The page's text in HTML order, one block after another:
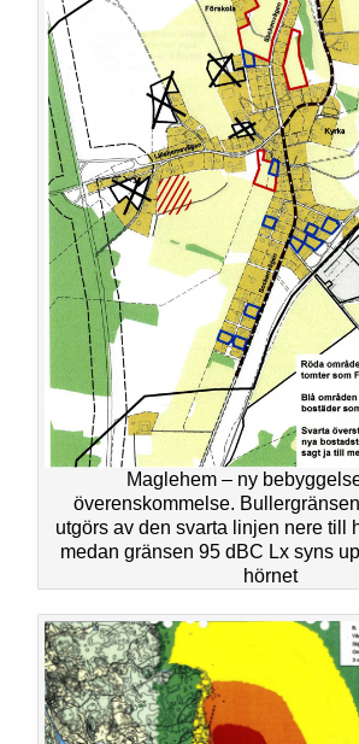
Maglehem – ny
överenskommelse.
utgörs av den svarta linjen nere till
medan gränsen 95 dBC Lx syns
hörnet